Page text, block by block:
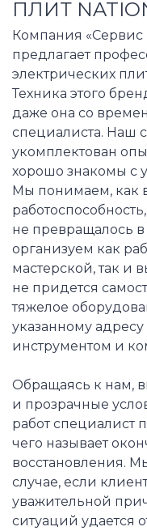
ПЛИТ
Компания «Сервис
предлагает
электрических
Техника этого
даже она со
специалиста. Наш
укомплектован
хорошо знакомы с
Мы понимаем, как
не превращалось
организуем как
мастерской, так и
не придется
тяжелое
указанному
инструментом и
Обращаясь к нам,
и прозрачные
работ специалист
чего называет
восстановления.
случае, если
уважительной
ситуаций удается